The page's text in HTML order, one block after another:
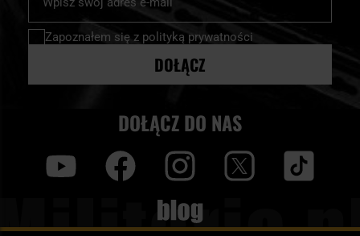
nasz
newsletter:
Zapoznałem się z polityką prywatności
DOŁĄCZ
DOŁĄCZ DO NAS
Blog